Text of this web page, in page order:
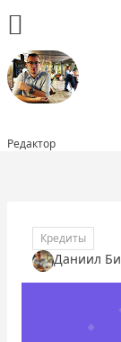
Редактор
Кредиты
Даниил